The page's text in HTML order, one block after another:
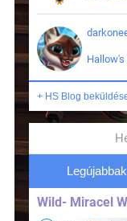
Hallow's
+ HS Blog
Legújabbak
Wild- Miracel